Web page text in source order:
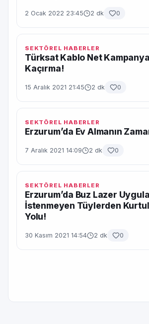
2 Ocak 2022 23:45 2 dk 0
SEKTÖREL HABERLER
Türksat Kablo Net
Kaçırma!
15 Aralık 2021 21:45 2 dk 0
SEKTÖREL HABERLER
Erzurum’da Ev Almanın
7 Aralık 2021 14:09 2 dk 0
SEKTÖREL HABERLER
Erzurum’da Buz Lazer
İstenmeyen Tüylerden
Yolu!
30 Kasım 2021 14:54 2 dk 0